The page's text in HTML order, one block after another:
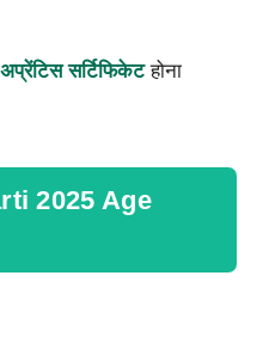
सर्टिफिकेटहोना
2025 Age